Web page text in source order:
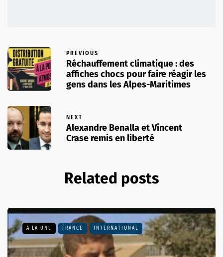
PREVIOUS
Réchauffement climatique : des
affiches chocs pour faire réagir les
gens dans les Alpes-Maritimes
NEXT
Alexandre Benalla et Vincent
Crase remis en liberté
Related posts
A LA UNE FRANCE INTERNATIONAL